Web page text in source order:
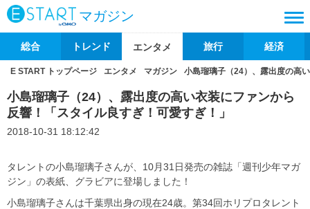
マガジン
総合 トレンド エンタメ 旅行 経済
E START トップページ エンタメ マガジン 小島瑠璃子（24）、露出度の高
小島瑠璃子（24）、露出度の高い衣装にファンから
反響！「スタイル良すぎ！可愛すぎ！」
2018-10-31 18:12:42
タレントの小島瑠璃子さんが、10月31日発売の雑誌「週刊少年マガ
ジン」の表紙、グラビアに登場しました！
小島瑠璃子さんは千葉県出身の現在24歳。第34回ホリプロタレント